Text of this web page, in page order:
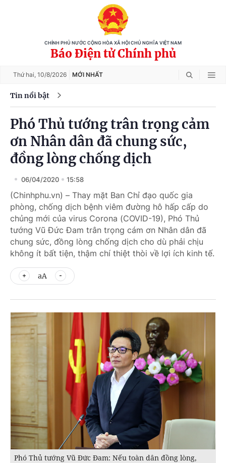
CHÍNH PHỦ NƯỚC CỘNG HÒA XÃ HỘI CHỦ NGHĨA VIỆT NAM
Báo Điện tử Chính phủ
Thứ hai, 10/8/2026 MỚI NHẤT
Tin nổi bật
Phó Thủ tướng trân trọng cảm
ơn Nhân dân đã chung sức,
đồng lòng chống dịch
06/04/2020 15:58
(Chinhphu.vn) – Thay mặt Ban Chỉ đạo quốc gia
phòng, chống dịch bệnh viêm đường hô hấp cấp do
chủng mới của virus Corona (COVID-19), Phó Thủ
tướng Vũ Đức Đam trân trọng cám ơn Nhân dân đã
chung sức, đồng lòng chống dịch cho dù phải chịu
không ít bất tiện, thậm chí thiệt thòi về lợi ích kinh tế.
aA
Phó Thủ tướng Vũ Đức Đam: Nếu toàn dân đồng lòng,